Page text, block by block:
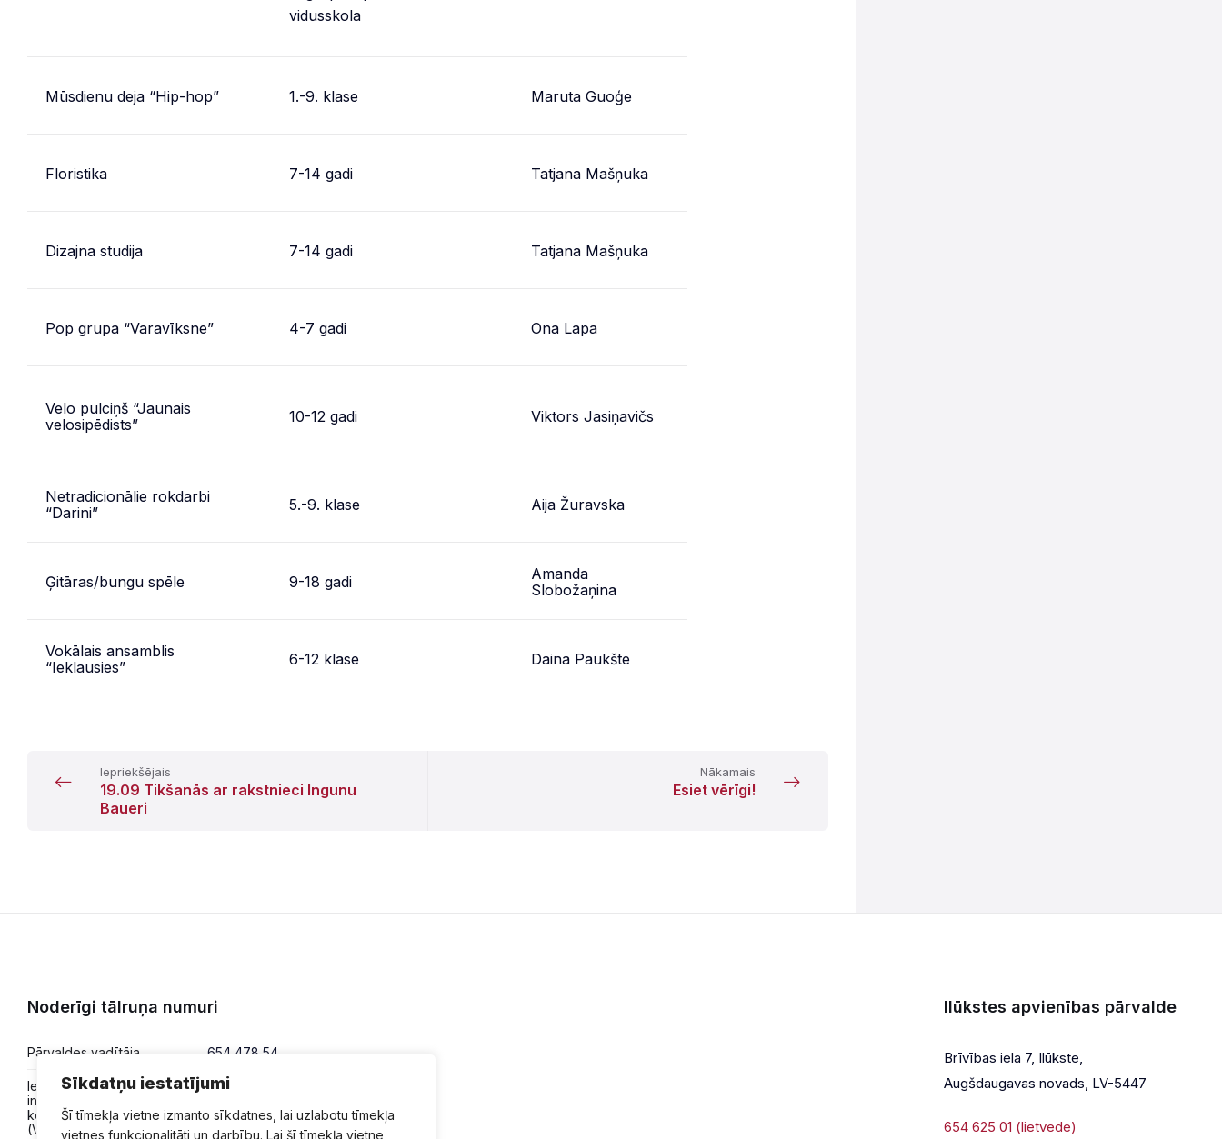
Sīkdatņu iestatījumi
Šī tīmekļa vietne izmanto sīkdatnes, lai uzlabotu tīmekļa
vietnes funkcionalitāti un darbību. Lai šī tīmekļa vietne
vidusskola
Mūsdienu deja “Hip-hop” 1.-9. klase Maruta Guoģe
Floristika 7-14 gadi Tatjana Mašņuka
Dizajna studija 7-14 gadi Tatjana Mašņuka
Pop grupa “Varavīksne” 4-7 gadi Ona Lapa
Velo pulciņš “Jaunais
velosipēdists”
10-12 gadi Viktors Jasiņavičs
Netradicionālie rokdarbi
“Darini”
5.-9. klase Aija Žuravska
Ģitāras/bungu spēle 9-18 gadi
Amanda
Slobožaņina
Vokālais ansamblis
“Ieklausies”
6-12 klase Daina Paukšte
Iepriekšējais
19.09 Tikšanās ar rakstnieci Ingunu
Baueri
Nākamais
Esiet vērīgi!
Noderīgi tālruņa numuri
Pārvaldes vadītāja 654 478 54
Iesniegumi,
informācija,
konsultācijas
(VPVKAC)
654 478 50
Ilūkstes apvienības pārvalde
Brīvības iela 7, Ilūkste,
Augšdaugavas novads, LV-5447
654 625 01 (lietvede)